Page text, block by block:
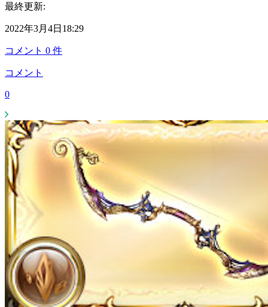
最終更新:
2022年3月4日18:29
コメント 0 件
コメント
0